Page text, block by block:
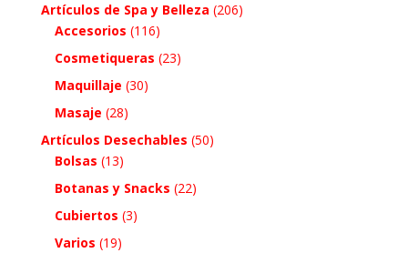
Artículos de Spa y Belleza (206)
Accesorios (116)
Cosmetiqueras (23)
Maquillaje (30)
Masaje (28)
Artículos Desechables (50)
Bolsas (13)
Botanas y Snacks (22)
Cubiertos (3)
Varios (19)